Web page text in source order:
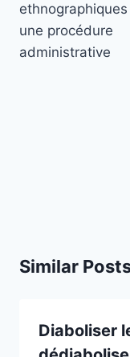
une procédure
administrative
Similar
Diaboliser